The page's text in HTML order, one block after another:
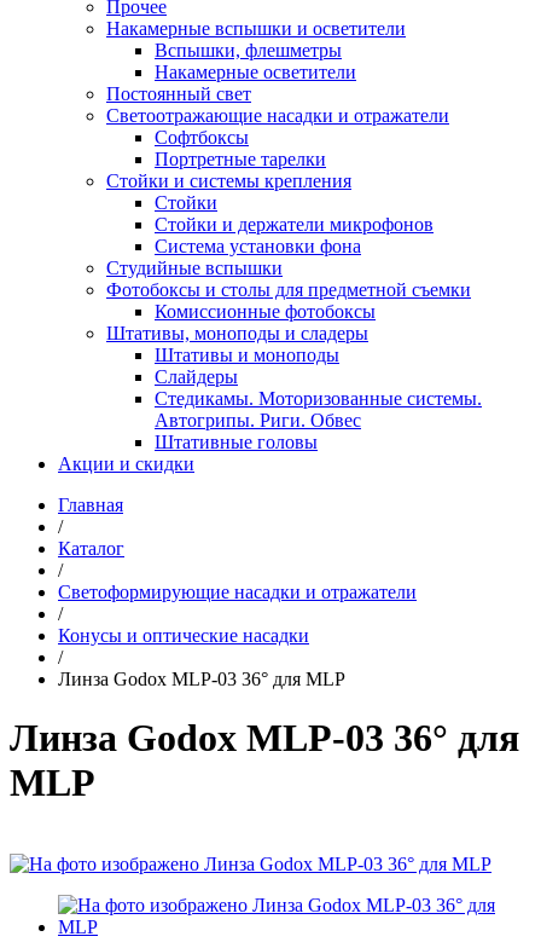
Прочее
Накамерные вспышки и осветители
Вспышки, флешметры
Накамерные осветители
Постоянный свет
Светоотражающие насадки и отражатели
Софтбоксы
Портретные тарелки
Стойки и системы крепления
Стойки
Стойки и держатели микрофонов
Система установки фона
Студийные вспышки
Фотобоксы и столы для предметной съемки
Комиссионные фотобоксы
Штативы, моноподы и сладеры
Штативы и моноподы
Слайдеры
Стедикамы. Моторизованные системы.
Автогрипы. Риги. Обвес
Штативные головы
Акции и скидки
Главная
/
Каталог
/
Светоформирующие насадки и отражатели
/
Конусы и оптические насадки
/
Линза Godox MLP-03 36° для MLP
Линза Godox MLP-03 36° для
MLP